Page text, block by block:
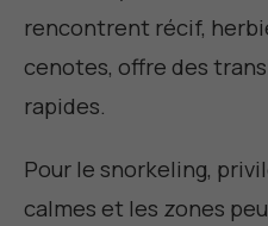
rencontrent récif,
cenotes, offre des
rapides.
Pour le snorkeling,
calmes et les zones